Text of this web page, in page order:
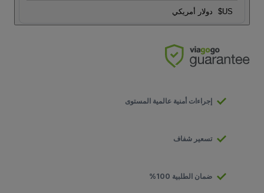
US$ دولار أمريكي
إجراءات أمنية عالمية المستوى
تسعير شفاف
ضمان الطلبية 100%